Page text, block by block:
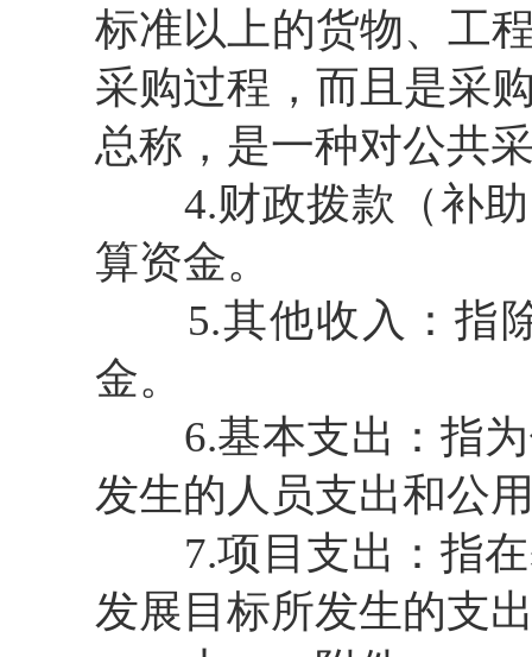
标准以上的货物、工
采购过程，而且是采
总称，是一种对公共
4.财政拨款（补助
算资金。
5.其他收入：指除
金。
6.基本支出：指为
发生的人员支出和公
7.项目支出：指在
发展目标所发生的支